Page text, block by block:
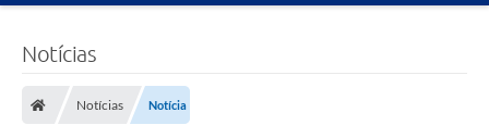
Secretarias
Notícias
Notícias Notícia